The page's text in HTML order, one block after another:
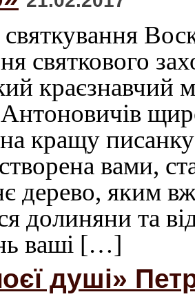
святкового
краєзнавчий
кращу
вами,
дерево, яким
долиняни та
ваші […]
душі»